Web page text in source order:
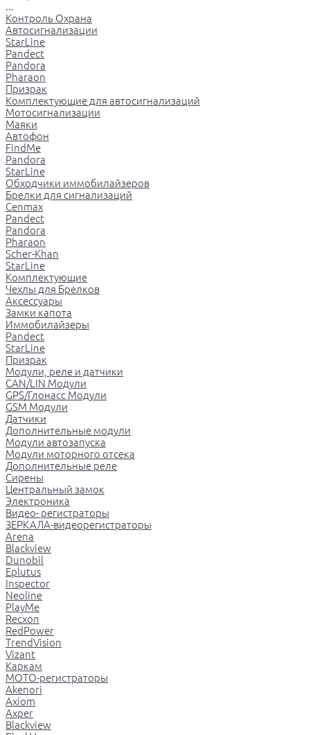
...
Контроль Охрана
Автосигнализации
StarLine
Pandect
Pandora
Pharaon
Призрак
Комплектующие для автосигнализаций
Мотосигнализации
Маяки
Автофон
FindMe
Pandora
StarLine
Обходчики иммобилайзеров
Брелки для сигнализаций
Cenmax
Pandect
Pandora
Pharaon
Scher-Khan
StarLine
Комплектующие
Чехлы для Брелков
Аксессуары
Замки капота
Иммобилайзеры
Pandect
StarLine
Призрак
Модули, реле и датчики
CAN/LIN Модули
GPS/Глонасс Модули
GSM Модули
Датчики
Дополнительные модули
Модули автозапуска
Модули моторного отсека
Дополнительные реле
Сирены
Центральный замок
Электроника
Видео- регистраторы
ЗЕРКАЛА-видеорегистраторы
Arena
Blackview
Dunobil
Eplutus
Inspector
Neoline
PlayMe
Recxon
RedPower
TrendVision
Vizant
Каркам
МОТО-регистраторы
Akenori
Axiom
Axper
Blackview